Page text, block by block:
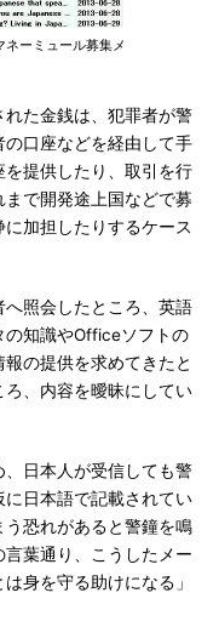
ーミュール募集メ
た金銭は、犯罪者が警
口座などを経由して手
提供したり、取引を行
で開発途上国などで募
加担したりするケース
照会したところ、英語
の知識やOfficeソフトの
の提供を求めてきたと
、内容を曖昧にしてい
日本人が受信しても警
日本語で記載されてい
恐れがあると警鐘を鳴
葉通り、こうしたメー
身を守る助けになる」